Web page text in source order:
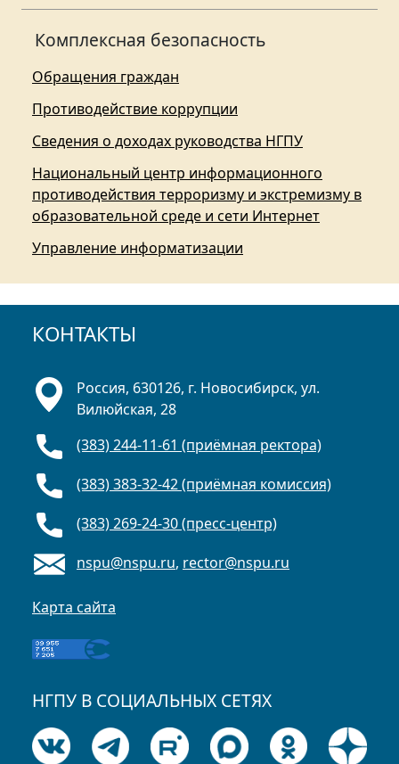
Комплексная безопасность
Обращения граждан
Противодействие коррупции
Сведения о доходах руководства НГПУ
Национальный центр информационного
противодействия терроризму и экстремизму в
образовательной среде и сети Интернет
Управление информатизации
КОНТАКТЫ
Россия, 630126, г. Новосибирск, ул.
Вилюйская, 28
(383) 244-11-61 (приёмная ректора)
(383) 383-32-42 (приёмная комиссия)
(383) 269-24-30 (пресс-центр)
nspu@nspu.ru, rector@nspu.ru
Карта сайта
НГПУ В СОЦИАЛЬНЫХ СЕТЯХ